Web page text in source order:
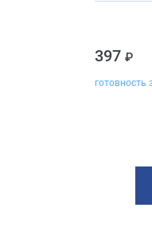
397
готовность